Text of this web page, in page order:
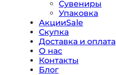
Сувениры
Упаковка
АкцииSale
Скупка
Доставка и оплата
О нас
Контакты
Блог